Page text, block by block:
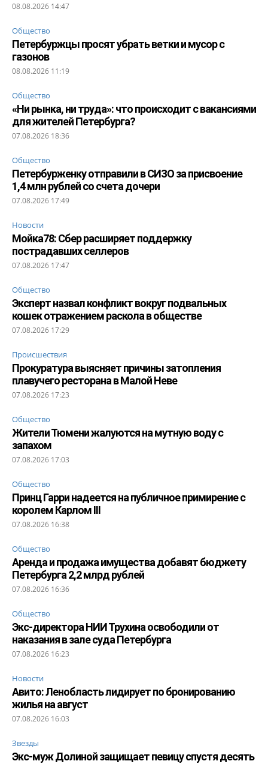
08.08.2026 14:47
Общество
Петербуржцы просят убрать ветки и мусор с
газонов
08.08.2026 11:19
Общество
«Ни рынка, ни труда»: что происходит с вакансиями
для жителей Петербурга?
07.08.2026 18:36
Общество
Петербурженку отправили в СИЗО за присвоение
1,4 млн рублей со счета дочери
07.08.2026 17:49
Новости
Мойка78: Сбер расширяет поддержку
пострадавших селлеров
07.08.2026 17:47
Общество
Эксперт назвал конфликт вокруг подвальных
кошек отражением раскола в обществе
07.08.2026 17:29
Происшествия
Прокуратура выясняет причины затопления
плавучего ресторана в Малой Неве
07.08.2026 17:23
Общество
Жители Тюмени жалуются на мутную воду с
запахом
07.08.2026 17:03
Общество
Принц Гарри надеется на публичное примирение с
королем Карлом III
07.08.2026 16:38
Общество
Аренда и продажа имущества добавят бюджету
Петербурга 2,2 млрд рублей
07.08.2026 16:36
Общество
Экс-директора НИИ Трухина освободили от
наказания в зале суда Петербурга
07.08.2026 16:23
Новости
Авито: Ленобласть лидирует по бронированию
жилья на август
07.08.2026 16:03
Звезды
Экс-муж Долиной защищает певицу спустя десять